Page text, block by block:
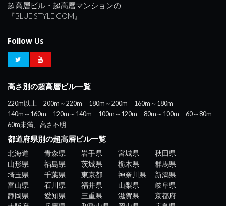
超高層ビル・超高層マンションの
『BLUE STYLE COM』
Follow Us
高さ別の超高層ビル一覧
220m以上 200m～220m 180m～200m
160m～180m
140m～160m
120m～140m 100m～120m 80m～100m
60～80m
60m未満、高さ不明
都道府県別の超高層ビル一覧
北海道 青森県 岩手県 宮城県
秋田県
山形県
福島県 茨城県 栃木県
群馬県
埼玉県
千葉県 東京都 神奈川県
新潟県
富山県
石川県 福井県 山梨県
岐阜県
静岡県
愛知県 三重県 滋賀県
京都府